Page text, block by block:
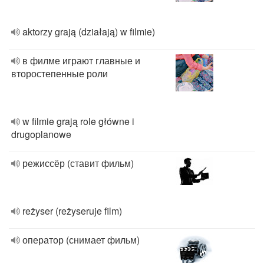
aktorzy grają (działają) w filmie)
в филме играют главные и
второстепенные роли
w filmie grają role główne i
drugoplanowe
режиссёр (ставит фильм)
reżyser (reżyseruje film)
оператор (снимает фильм)